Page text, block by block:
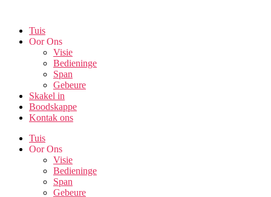
content
Tuis
Oor Ons
Visie
Bedieninge
Span
Gebeure
Skakel in
Boodskappe
Kontak ons
Tuis
Oor Ons
Visie
Bedieninge
Span
Gebeure